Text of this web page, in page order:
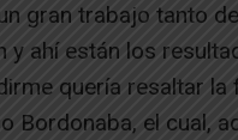
gran trabajo tanto
y ahí están los
quería resaltar la
Bordonaba, el cual,